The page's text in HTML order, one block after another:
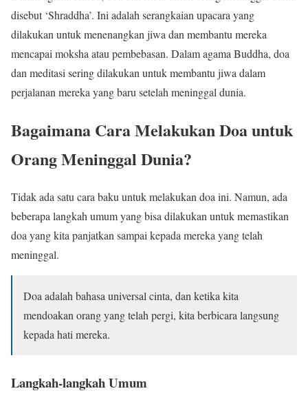
disebut ‘Shraddha’. Ini adalah serangkaian upacara yang
dilakukan untuk menenangkan jiwa dan membantu mereka
mencapai moksha atau pembebasan. Dalam agama Buddha, doa
dan meditasi sering dilakukan untuk membantu jiwa dalam
perjalanan mereka yang baru setelah meninggal dunia.
Bagaimana Cara Melakukan Doa untuk
Orang Meninggal Dunia?
Tidak ada satu cara baku untuk melakukan doa ini. Namun, ada
beberapa langkah umum yang bisa dilakukan untuk memastikan
doa yang kita panjatkan sampai kepada mereka yang telah
meninggal.
Doa adalah bahasa universal cinta, dan ketika kita
mendoakan orang yang telah pergi, kita berbicara langsung
kepada hati mereka.
Langkah-langkah Umum